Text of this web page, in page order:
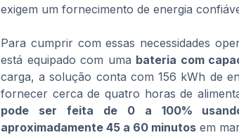
exigem um fornecimento de energia
Para cumprir com essas necessidades
está equipado com uma bateria com
carga, a solução conta com 156 kWh de
fornecer cerca de quatro horas de
pode ser feita de 0 a 100%
aproximadamente 45 a 60 minutos em